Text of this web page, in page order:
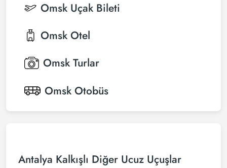
Omsk Uçak Bileti
Omsk Otel
Omsk Turlar
Omsk Otobüs
Antalya Kalkışlı Diğer Ucuz Uçuşlar